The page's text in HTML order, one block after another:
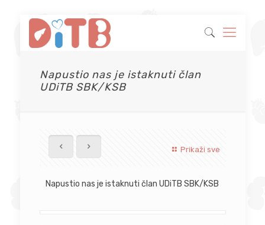
Napustio nas je istaknuti član
UDiTB SBK/KSB
Prikaži sve
Napustio nas je istaknuti član UDiTB SBK/KSB